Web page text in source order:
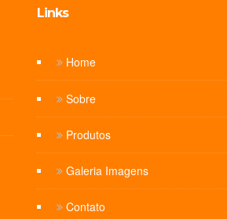
Links
Home
Sobre
Produtos
Galeria Imagens
Contato